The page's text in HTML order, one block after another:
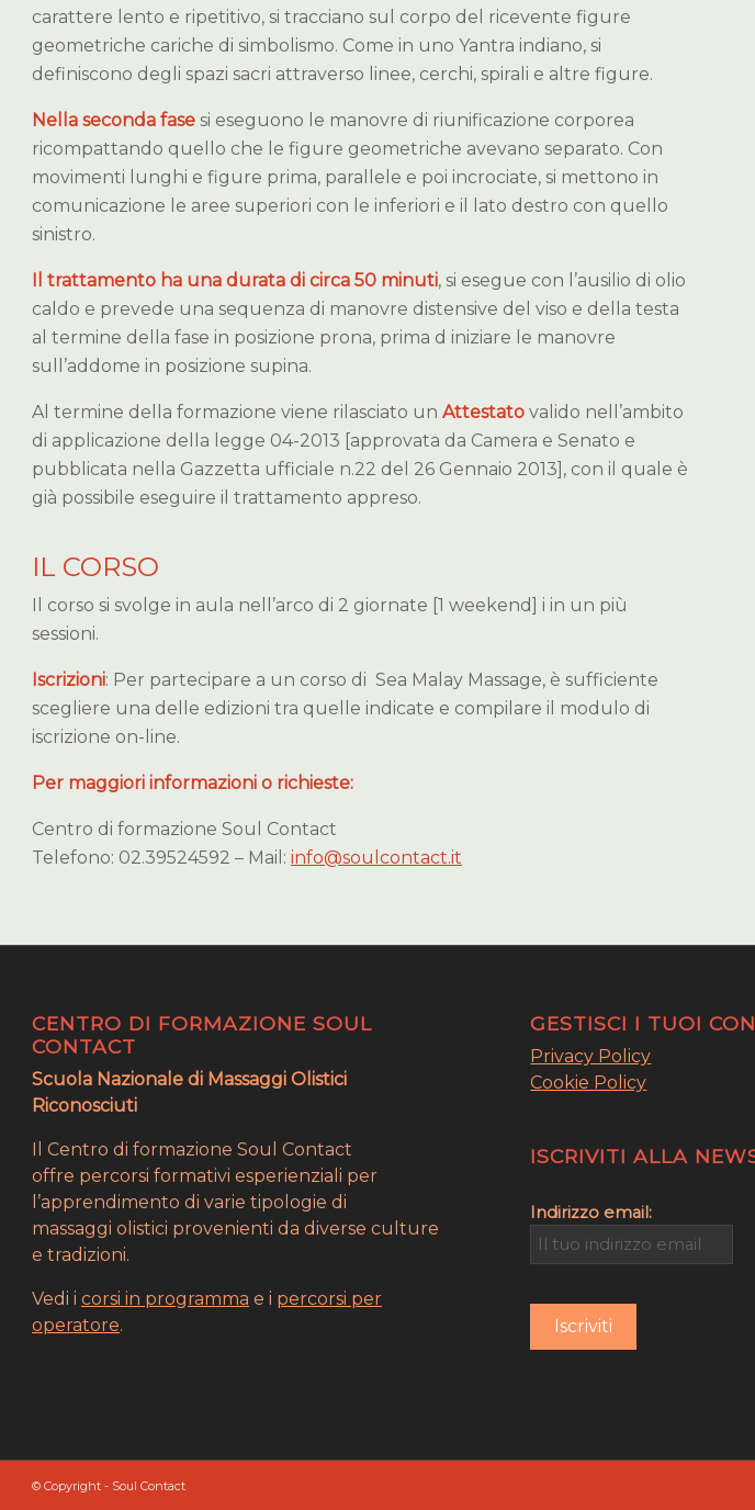
carattere lento e ripetitivo, si tracciano sul corpo del ricevente figure
geometriche cariche di simbolismo. Come in uno Yantra indiano, si
definiscono degli spazi sacri attraverso linee, cerchi, spirali e altre figure.
Nella seconda fase si eseguono le manovre di riunificazione corporea
ricompattando quello che le figure geometriche avevano separato. Con
movimenti lunghi e figure prima, parallele e poi incrociate, si mettono in
comunicazione le aree superiori con le inferiori e il lato destro con quello
sinistro.
Il trattamento ha una durata di circa 50 minuti, si esegue con l’ausilio di olio
caldo e prevede una sequenza di manovre distensive del viso e della testa
al termine della fase in posizione prona, prima d iniziare le manovre
sull’addome in posizione supina.
Al termine della formazione viene rilasciato un Attestato valido nell’ambito
di applicazione della legge 04-2013 [approvata da Camera e Senato e
pubblicata nella Gazzetta ufficiale n.22 del 26 Gennaio 2013], con il quale è
già possibile eseguire il trattamento appreso.
IL CORSO
Il corso si svolge in aula nell’arco di 2 giornate [1 weekend] i in un più
sessioni.
Iscrizioni: Per partecipare a un corso di Sea Malay Massage, è sufficiente
scegliere una delle edizioni tra quelle indicate e compilare il modulo di
iscrizione on-line.
Per maggiori informazioni o richieste:
Centro di formazione Soul Contact
Telefono: 02.39524592 – Mail: info@soulcontact.it
CENTRO DI FORMAZIONE SOUL
CONTACT
Scuola Nazionale di Massaggi Olistici
Riconosciuti
Il Centro di formazione Soul Contact
offre percorsi formativi esperienziali per
l’apprendimento di varie tipologie di
massaggi olistici provenienti da diverse culture
e tradizioni.
Vedi i corsi in programma e i percorsi per
operatore.
GESTISCI I TUOI
Privacy Policy
Cookie Policy
ISCRIVITI ALLA
Indirizzo email:
© Copyright - Soul Contact